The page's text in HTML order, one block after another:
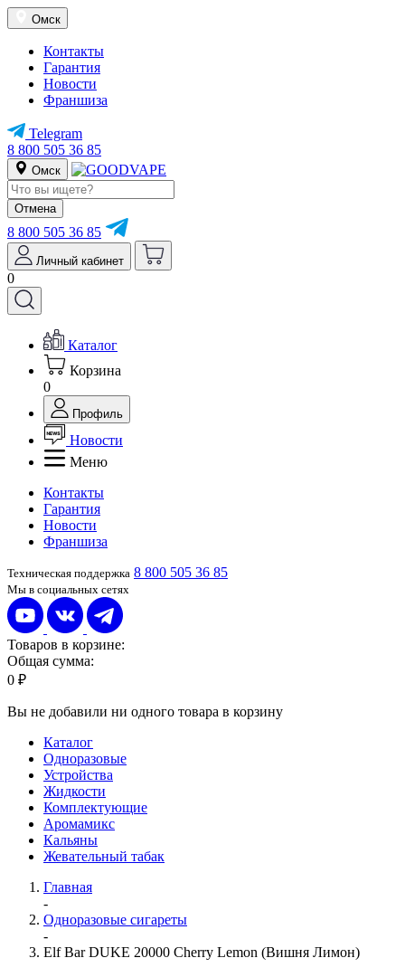
Омск
Контакты
Гарантия
Новости
Франшиза
Telegram
8 800 505 36 85
Омск
Отмена
8 800 505 36 85
Личный кабинет
0
Каталог
Корзина
0
Профиль
Новости
Меню
Контакты
Гарантия
Новости
Франшиза
Техническая поддержка 8 800 505 36 85
Мы в социальных сетях
Товаров в корзине:
Общая сумма:
0 ₽
Вы не добавили ни одного товара в корзину
Каталог
Одноразовые
Устройства
Жидкости
Комплектующие
Аромамикс
Кальяны
Жевательный табак
Главная
-
Одноразовые сигареты
-
Elf Bar DUKE 20000 Cherry Lemon (Вишня Лимон)